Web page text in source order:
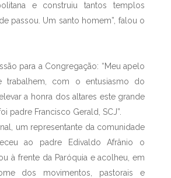
e construiu tantos templos
passou. Um santo homem”, falou o
para a Congregação: “Meu apelo
com o entusiasmo do
a honra dos altares este grande
padre Francisco Gerald, SCJ”.
um representante da comunidade
ao padre Edivaldo Afrânio o
à frente da Paróquia e acolheu, em
dos movimentos, pastorais e